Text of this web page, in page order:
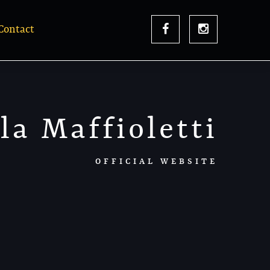
Maffioletti
OFFICIAL WEBSITE